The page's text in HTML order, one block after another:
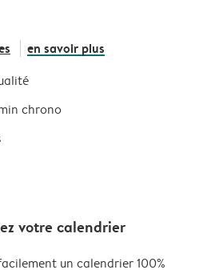
en savoir plus
chrono
votre calendrier
un calendrier 100%